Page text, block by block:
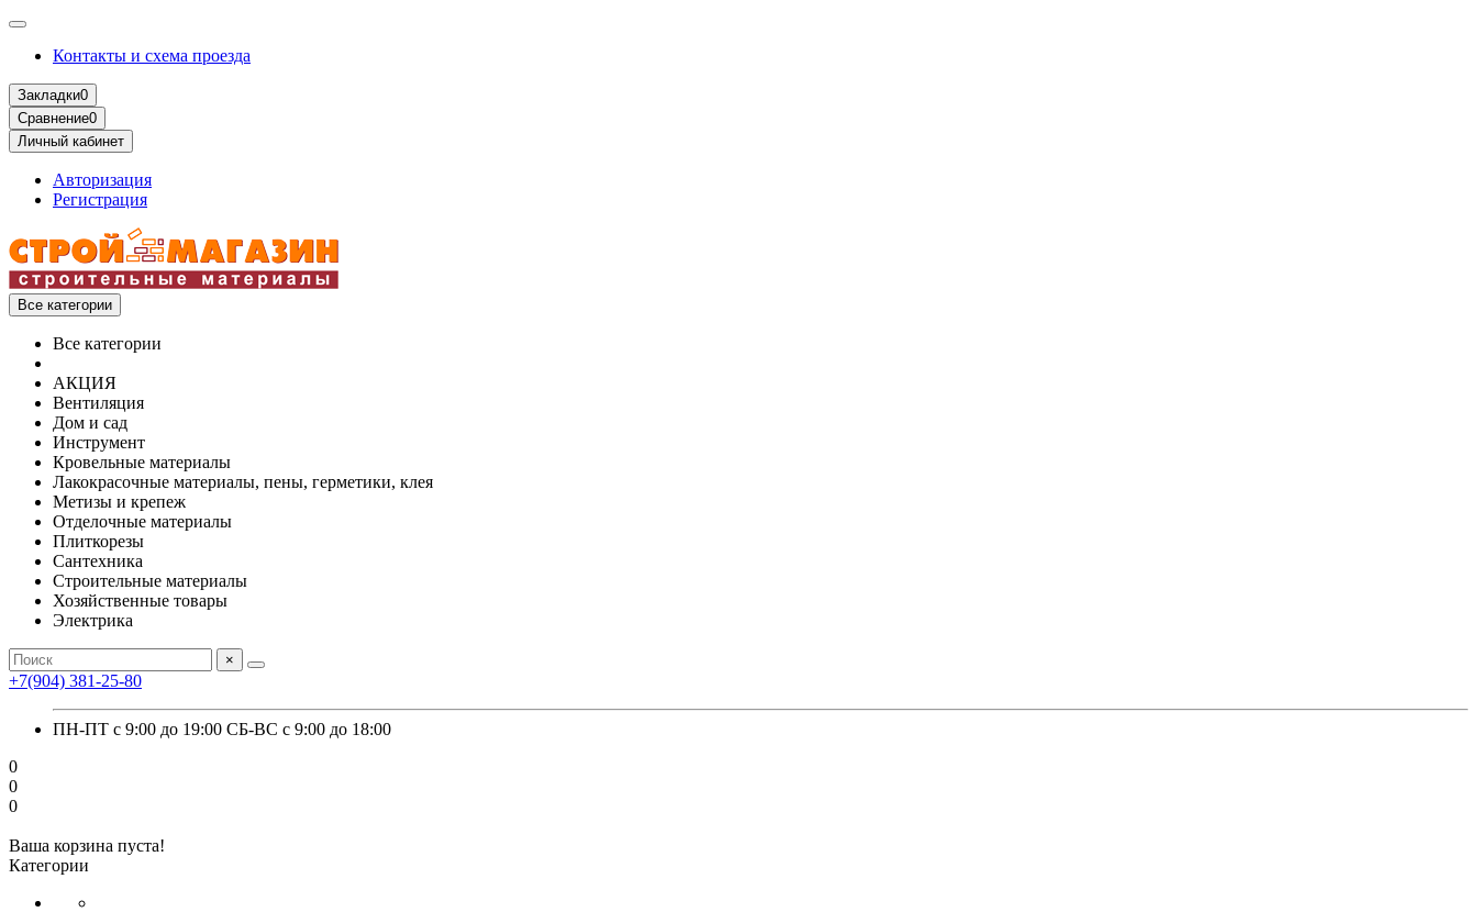
Контакты и схема проезда
Закладки0
Сравнение0
Личный кабинет
Авторизация
Регистрация
Все категории
Все категории
АКЦИЯ
Вентиляция
Дом и сад
Инструмент
Кровельные материалы
Лакокрасочные материалы, пены, герметики, клея
Метизы и крепеж
Отделочные материалы
Плиткорезы
Сантехника
Строительные материалы
Хозяйственные товары
Электрика
×
+7(904) 381-25-80
ПН-ПТ с 9:00 до 19:00 СБ-ВС с 9:00 до 18:00
0
0
0
Ваша корзина пуста!
Категории